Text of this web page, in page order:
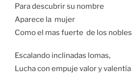
Para descubrir su nombre
Aparece la mujer
Como el mas fuerte de los nobles
Escalando inclinadas lomas,
Lucha con empuje valor y valentía